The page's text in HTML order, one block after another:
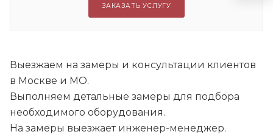
ЗАКАЗАТЬ УСЛУГУ
Выезжаем на замеры и консультации клиентов
в Москве и МО.
Выполняем детальные замеры для подбора
необходимого оборудования.
На замеры выезжает инженер-менеджер.